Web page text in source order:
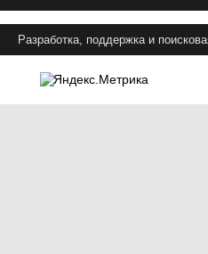
Разработка, поддержка и